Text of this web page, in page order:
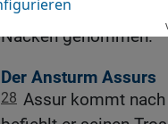
sein Joch von
Nacken genommen.
Der Ansturm Assurs
28 Assur kommt